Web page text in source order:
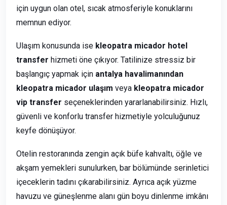
için uygun olan otel, sıcak atmosferiyle konuklarını
memnun ediyor.
Ulaşım konusunda ise kleopatra micador hotel
transfer hizmeti öne çıkıyor. Tatilinize stressiz bir
başlangıç yapmak için antalya havalimanından
kleopatra micador ulaşım veya kleopatra micador
vip transfer seçeneklerinden yararlanabilirsiniz. Hızlı,
güvenli ve konforlu transfer hizmetiyle yolculuğunuz
keyfe dönüşüyor.
Otelin restoranında zengin açık büfe kahvaltı, öğle ve
akşam yemekleri sunulurken, bar bölümünde serinletici
içeceklerin tadını çıkarabilirsiniz. Ayrıca açık yüzme
havuzu ve güneşlenme alanı gün boyu dinlenme imkânı